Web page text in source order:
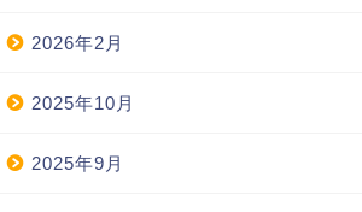
2026年2月
2025年10月
2025年9月